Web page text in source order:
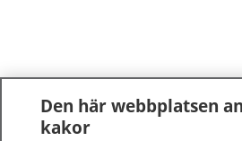
Den här webbplatsen
kakor